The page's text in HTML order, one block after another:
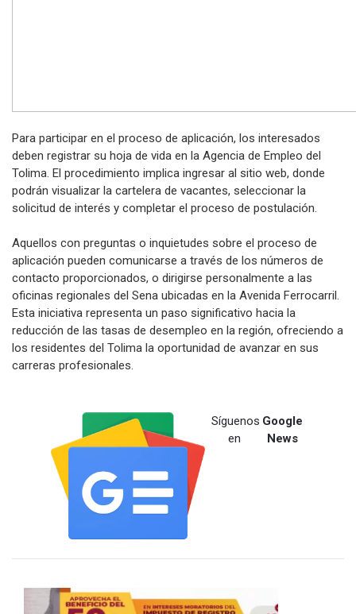
Para participar en el proceso de aplicación, los interesados
deben registrar su hoja de vida en la Agencia de Empleo del
Tolima. El procedimiento implica ingresar al sitio web, donde
podrán visualizar la cartelera de vacantes, seleccionar la
solicitud de interés y completar el proceso de postulación.
Aquellos con preguntas o inquietudes sobre el proceso de
aplicación pueden comunicarse a través de los números de
contacto proporcionados, o dirigirse personalmente a las
oficinas regionales del Sena ubicadas en la Avenida Ferrocarril.
Esta iniciativa representa un paso significativo hacia la
reducción de las tasas de desempleo en la región, ofreciendo a
los residentes del Tolima la oportunidad de avanzar en sus
carreras profesionales.
Síguenos
en
Google
News